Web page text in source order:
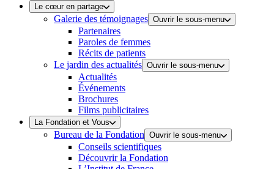
Le cœur en partage
Galerie des témoignages Ouvrir le sous-menu
Partenaires
Paroles de femmes
Récits de patients
Le jardin des actualités Ouvrir le sous-menu
Actualités
Événements
Brochures
Films publicitaires
La Fondation et Vous
Bureau de la Fondation Ouvrir le sous-menu
Conseils scientifiques
Découvrir la Fondation